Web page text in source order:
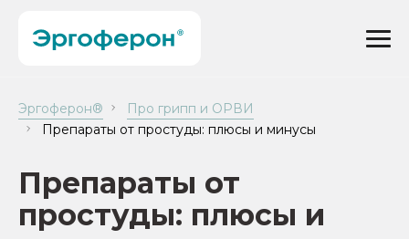
Эргоферон®
Про грипп и ОРВИ
Препараты от простуды: плюсы и минусы
Препараты от
простуды: плюсы и